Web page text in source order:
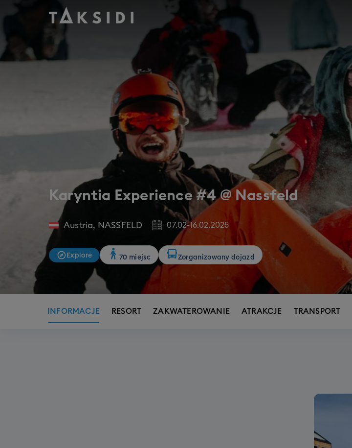
Karyntia Experience #4 @ Nassfeld
Austria, NASSFELD 07.02-16.02.2025
Explore 70 miejsc Zorganizowany dojazd
INFORMACJE RESORT ZAKWATEROWANIE ATRAKCJE TRANSPORT
Wyjazd do Austrii na narty i snowboard do Nassfeld, marzec 2025 | Taksidi